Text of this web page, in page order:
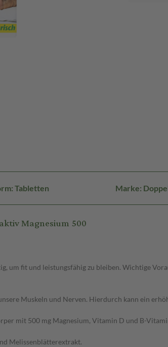
Tabletten Marke:
Magnesium 500
um fit und leistungsfähig zu bleiben. Wichtige
Muskeln und Nerven. Hierdurch kann ein
mit 500 mg Magnesium, Vitamin D und B-
Melissenblätterextrakt.